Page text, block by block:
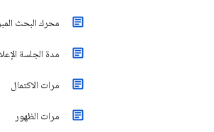
محرك البحث
مدة الجلسة
مرات الاكتمال
مرات الظهور